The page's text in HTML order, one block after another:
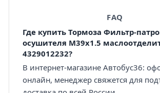
FAQ
Где купить Тормоза Фильтр-
осушителя M39x1.5
4329012232?
В интернет-магазине Автобус36:
онлайн, менеджер свяжется для